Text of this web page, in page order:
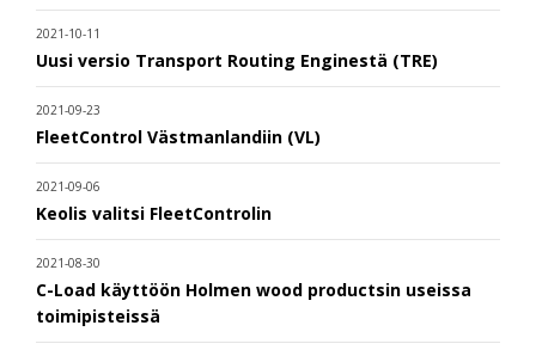
2021-10-11
Uusi versio Transport Routing Enginestä (TRE)
2021-09-23
FleetControl Västmanlandiin (VL)
2021-09-06
Keolis valitsi FleetControlin
2021-08-30
C-Load käyttöön Holmen wood productsin useissa
toimipisteissä